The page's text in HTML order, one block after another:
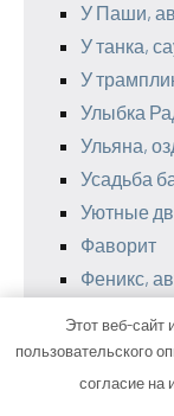
У Паши,
У танка,
У
Улыбка
Ульяна,
Усадьба
Уютные
Фаворит
Феникс,
Формула
Фритаун
Этот веб-
пользовательского
согласие на